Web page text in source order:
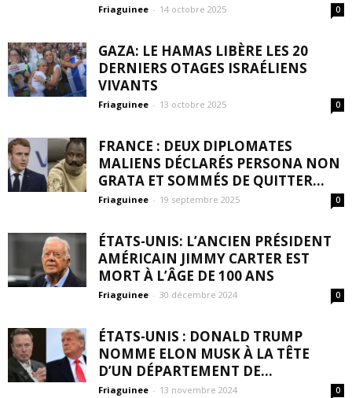
Friaguinee - 14 octobre 2025 0
GAZA: LE HAMAS LIBÈRE LES 20
DERNIERS OTAGES ISRAÉLIENS
VIVANTS
Friaguinee - 13 octobre 2025 0
FRANCE : DEUX DIPLOMATES
MALIENS DÉCLARÉS PERSONA NON
GRATA ET SOMMÉS DE QUITTER...
Friaguinee - 19 septembre 2025 0
ÉTATS-UNIS: L’ANCIEN PRÉSIDENT
AMÉRICAIN JIMMY CARTER EST
MORT À L’ÂGE DE 100 ANS
Friaguinee - 30 décembre 2024 0
ÉTATS-UNIS : DONALD TRUMP
NOMME ELON MUSK À LA TÊTE
D’UN DÉPARTEMENT DE...
Friaguinee - 13 novembre 2024 0